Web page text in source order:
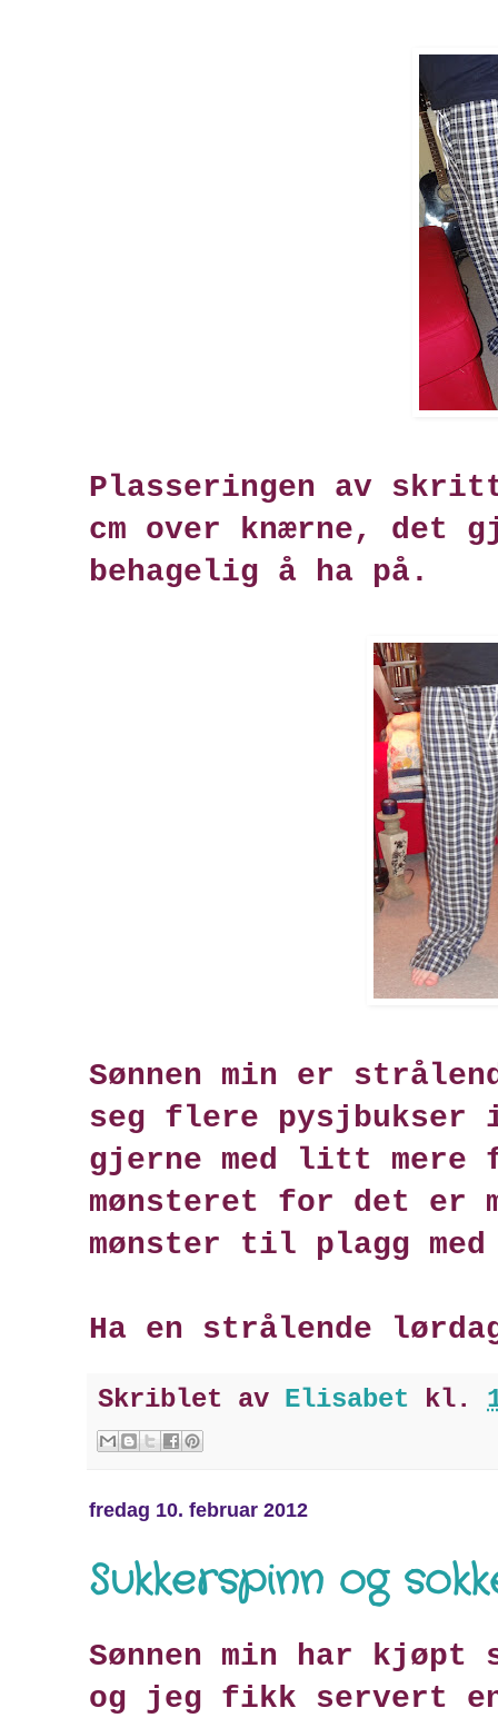
Plasseringen av
cm over knærne, det
behagelig å ha på.
Sønnen min er
seg flere pysjbukser i
gjerne med litt mere
mønsteret for det er
mønster til plagg
Ha en strålende
Skriblet av Elisabet kl.
fredag 10. februar 2012
Sukkerspinn og
Sønnen min har kjøpt
og jeg fikk servert